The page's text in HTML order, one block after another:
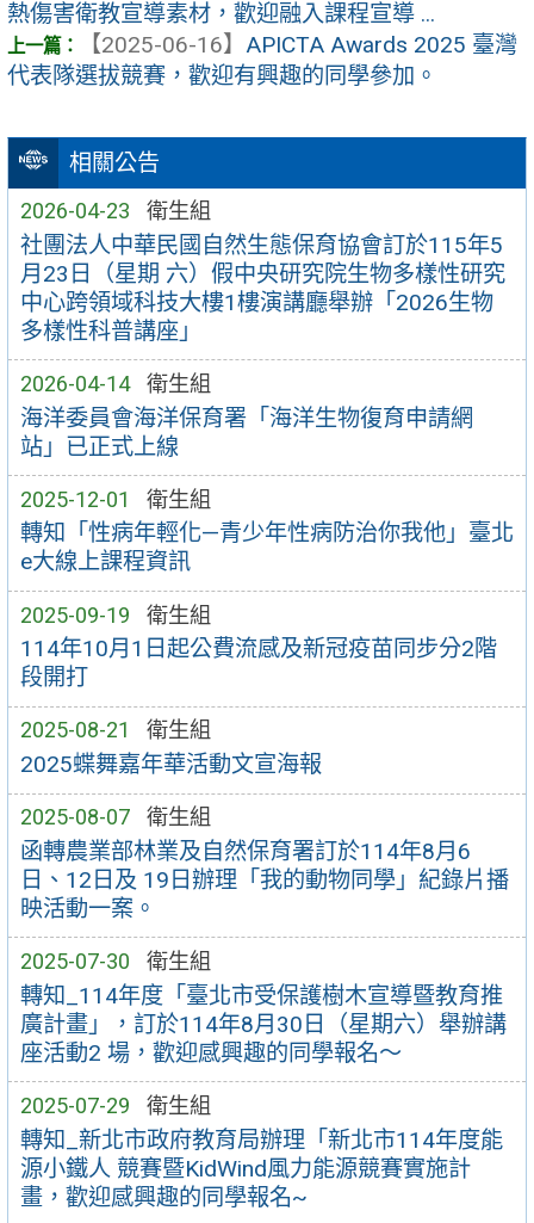
相關公告
2026-04-23 衛生組
社團法人中華民國自然生態保育協會訂於115年5
月23日（星期 六）假中央研究院生物多樣性研究
中心跨領域科技大樓1樓演講廳舉辦「2026生物
多樣性科普講座」
2026-04-14 衛生組
海洋委員會海洋保育署「海洋生物復育申請網
站」已正式上線
2025-12-01 衛生組
轉知「性病年輕化—青少年性病防治你我他」臺北
e大線上課程資訊
2025-09-19 衛生組
114年10月1日起公費流感及新冠疫苗同步分2階
段開打
2025-08-21 衛生組
2025蝶舞嘉年華活動文宣海報
2025-08-07 衛生組
函轉農業部林業及自然保育署訂於114年8月6
日、12日及 19日辦理「我的動物同學」紀錄片播
映活動一案。
2025-07-30 衛生組
轉知_114年度「臺北市受保護樹木宣導暨教育推
廣計畫」，訂於114年8月30日（星期六）舉辦講
座活動2 場，歡迎感興趣的同學報名～
2025-07-29 衛生組
轉知_新北市政府教育局辦理「新北市114年度能
源小鐵人 競賽暨KidWind風力能源競賽實施計
畫，歡迎感興趣的同學報名~
熱傷害衛教宣導素材，歡迎融入課程宣導 ...
【2025-06-16】 APICTA Awards 2025 臺灣
代表隊選拔競賽，歡迎有興趣的同學參加。